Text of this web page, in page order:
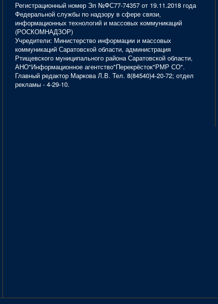
Регистрационный номер Эл №ФС77-74357 от 19.11.2018 года
Федеральной службы по надзору в сфере связи,
информационных технологий и массовых коммуникаций
(РОСКОМНАДЗОР)
Учредители: Министерство информации и массовых
коммуникаций Саратовской области, администрация
Ртищевского муниципального района Саратовской области,
АНО"Информационное агентство"Перекрёсток"РМР СО".
Главный редактор Маркова Л.В. Тел. 8(84540)4-20-72; отдел
рекламы - 4-29-10.